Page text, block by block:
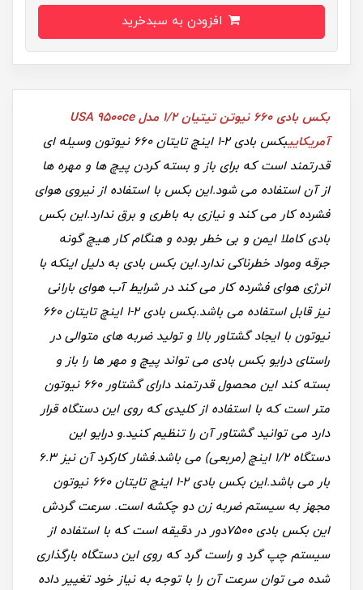
بکس بادی 660 نیوتن تیتیان 1/2 مدل USA 9500ce
آمریکایی
بکس بادی 2-1 اینچ تایتان 660 نیوتون وسیله ای
قدرتمند است که برای باز و بسته کردن پیچ ها و مهره ها
از آن استفاده می شود.این بکس با استفاده از نیروی هوای
فشرده کار می کند و نیازی به باطری و برق ندارد.این بکس
بادی کاملا ایمن و بی خطر بوده و هنگام کار هیچ گونه
جرقه ومواد خطرناکی ندارد.این بکس بادی به دلیل اینکه با
انرژی هوای فشرده کار می کند در شرایط آب هوای بارانی
نیز قابل استفاده می باشد.
بکس بادی 2-1 اینچ تایتان 660
نیوتون با ایجاد گشتاور بالا و تولید ضربه های متوالی در
راستای درایو بکس بادی می تواند پیچ و مهر ها را باز و
بسته کند این محصول قدرتمند دارای گشتاور 660 نیوتون
متر است که با استفاده از کلیدی که روی این دستگاه قرار
دارد می توانید گشتاور آن را تنظیم کنید.و درایو این
دستگاه 1/2 اینچ (مربعی) می باشد.فشار کارکرد آن نیز 6.3
بار می باشد.
این بکس بادی 2-1 اینچ تایتان 660 نیوتون
مجهز به سیستم ضربه زن دو چکشه است. سرعت گردش
این بکس بادی 7500دور در دقیقه است که با استفاده از
سیستم چپ گرد و راست گرد که روی این دستگاه بارگذاری
شده می توان سرعت آن را با توجه به نیاز خود تغییر داده